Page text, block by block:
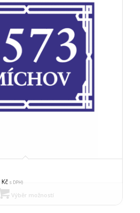
Kčs DPH)
Výběr možností